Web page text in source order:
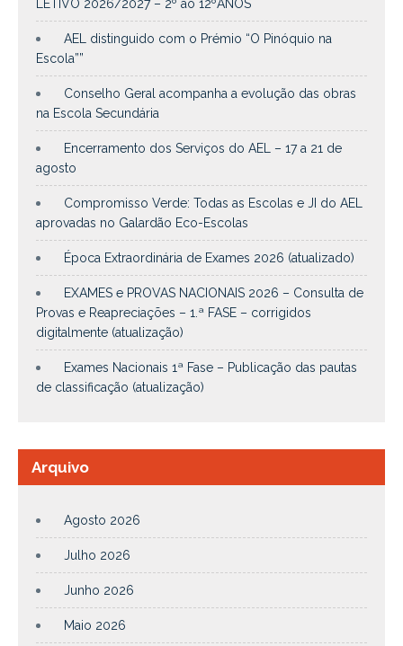
LETIVO 2026/2027 – 2º ao 12ºANOS
AEL distinguido com o Prémio “O Pinóquio na
Escola””
Conselho Geral acompanha a evolução das obras
na Escola Secundária
Encerramento dos Serviços do AEL – 17 a 21 de
agosto
Compromisso Verde: Todas as Escolas e JI do AEL
aprovadas no Galardão Eco-Escolas
Época Extraordinária de Exames 2026 (atualizado)
EXAMES e PROVAS NACIONAIS 2026 – Consulta de
Provas e Reapreciações – 1.ª FASE – corrigidos
digitalmente (atualização)
Exames Nacionais 1ª Fase – Publicação das pautas
de classificação (atualização)
Arquivo
Agosto 2026
Julho 2026
Junho 2026
Maio 2026